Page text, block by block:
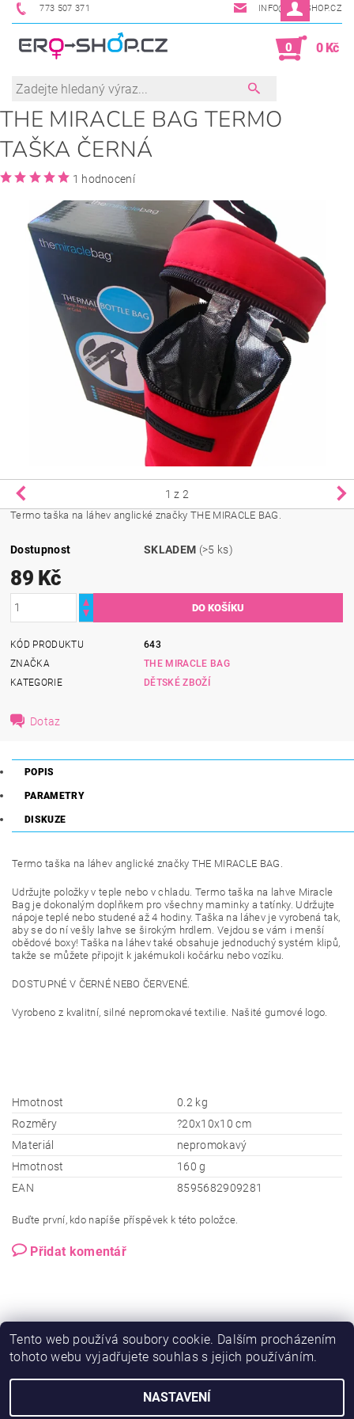
773 507 371 INFO@ERO-SHOP.CZ
0 0 Kč
THE MIRACLE BAG TERMO
TAŠKA ČERNÁ
1 hodnocení
1 z 2
Termo taška na láhev anglické značky THE MIRACLE BAG.
Dostupnost SKLADEM (>5 ks)
89 Kč
KÓD PRODUKTU
643
ZNAČKA
THE MIRACLE BAG
KATEGORIE
DĚTSKÉ ZBOŽÍ
Dotaz
POPIS
PARAMETRY
DISKUZE
Termo taška na láhev anglické značky THE MIRACLE BAG.
Udržujte položky v teple nebo v chladu. Termo taška na lahve Miracle
Bag je dokonalým doplňkem pro všechny maminky a tatínky. Udržujte
nápoje teplé nebo studené až 4 hodiny. Taška na láhev je vyrobená tak,
aby se do ní vešly lahve se širokým hrdlem. Vejdou se vám i menší
obědové boxy! Taška na láhev také obsahuje jednoduchý systém klipů,
takže se můžete připojit k jakémukoli kočárku nebo vozíku.
DOSTUPNÉ V ČERNÉ NEBO ČERVENÉ.
Vyrobeno z kvalitní, silné nepromokavé textilie. Našité gumové logo.
Hmotnost
0.2 kg
Rozměry
?20x10x10 cm
Materiál
nepromokavý
Hmotnost
160 g
EAN
8595682909281
Buďte první, kdo napíše příspěvek k této položce.
Přidat komentář
Tento web používá soubory cookie. Dalším procházením
tohoto webu vyjadřujete souhlas s jejich používáním.
NASTAVENÍ